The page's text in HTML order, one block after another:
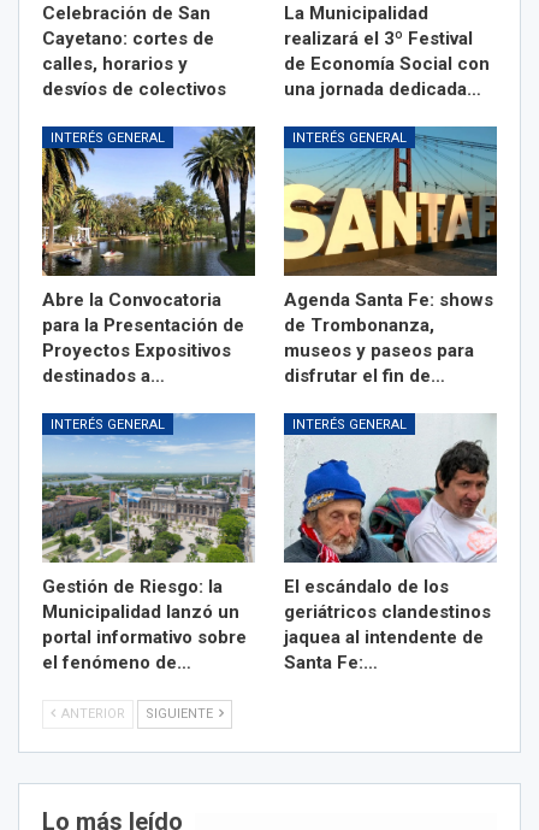
Celebración de San
Cayetano: cortes de
calles, horarios y
desvíos de colectivos
La Municipalidad
realizará el 3º Festival
de Economía Social con
una jornada dedicada…
INTERÉS GENERAL
Abre la Convocatoria
para la Presentación de
Proyectos Expositivos
destinados a…
INTERÉS GENERAL
Agenda Santa Fe: shows
de Trombonanza,
museos y paseos para
disfrutar el fin de…
INTERÉS GENERAL
Gestión de Riesgo: la
Municipalidad lanzó un
portal informativo sobre
el fenómeno de…
INTERÉS GENERAL
El escándalo de los
geriátricos clandestinos
jaquea al intendente de
Santa Fe:…
ANTERIOR SIGUIENTE
Lo más leído